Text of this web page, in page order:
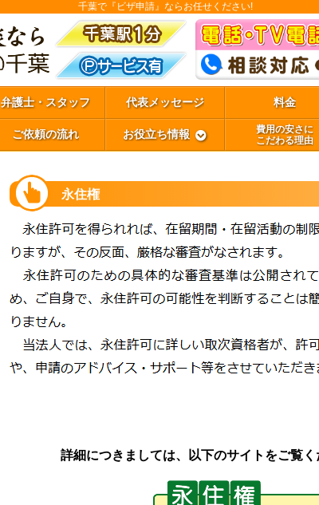
千葉で『ビザ申請』ならお任せください!
弁護士・スタッフ 代表メッセージ 料金
ご依頼の流れ お役立ち情報
費用の安さに
こだわる理由
永住権
詳細につきましては、以下のサイトをご覧